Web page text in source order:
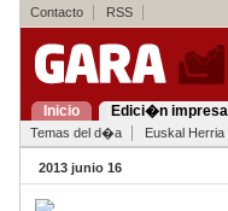
Contacto RSS
Inicio Edici�n impresa
Temas del d�a Euskal Herria
2013 junio 16